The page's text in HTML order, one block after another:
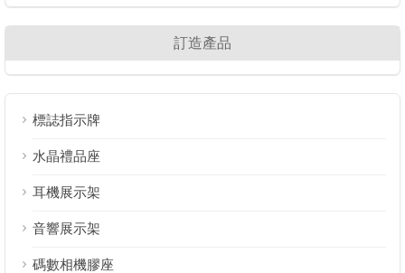
訂造產品
標誌指示牌
水晶禮品座
耳機展示架
音響展示架
碼數相機膠座